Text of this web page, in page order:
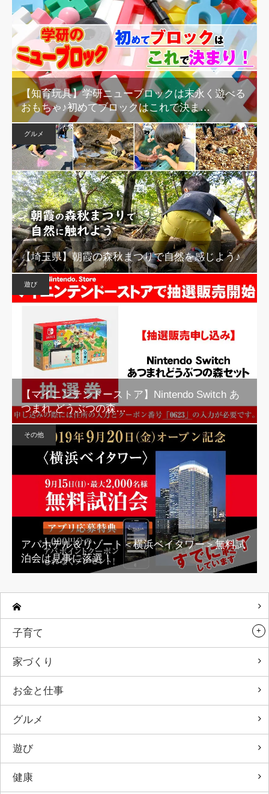
【知育玩具】学研ニューブロックは末永く遊べる
おもちゃ♪初めてブロックはこれで決ま…
グルメ
【埼玉県】朝霞の森秋まつりで自然を感じよう♪
遊び
【マイニンテンドーストア】Nintendo Switch あ
つまれ どうぶつの森…
その他
アパホテル＆リゾート＜横浜ベイタワー＞無料試
泊会は見事に落選！
子育て
家づくり
お金と仕事
グルメ
遊び
健康